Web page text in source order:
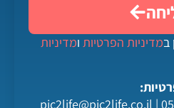
במדיניות הפרטיות ומדיניות
pic2life@pic2life.co.il